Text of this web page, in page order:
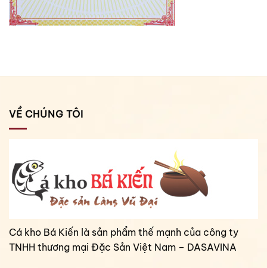
VỀ CHÚNG TÔI
Cá kho Bá Kiến là sản phẩm thế mạnh của công ty
TNHH thương mại Đặc Sản Việt Nam – DASAVINA